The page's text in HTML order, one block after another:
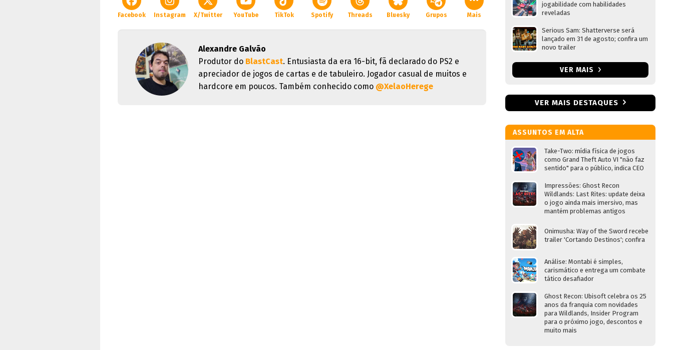
Facebook Instagram X/Twitter YouTube TikTok Spotify Threads Bluesky Grupos Mais
Alexandre Galvão
Produtor do BlastCast. Entusiasta da era 16-bit, fã declarado do PS2 e
apreciador de jogos de cartas e de tabuleiro. Jogador casual de muitos e
hardcore em poucos. Também conhecido como @XelaoHerege
jogabilidade com habilidades
reveladas
Serious Sam: Shatterverse será
lançado em 31 de agosto; confira um
novo trailer
VER MAIS
VER MAIS DESTAQUES
ASSUNTOS EM ALTA
Take-Two: mídia física de jogos
como Grand Theft Auto VI "não faz
sentido" para o público, indica CEO
Impressões: Ghost Recon
Wildlands: Last Rites: update deixa
o jogo ainda mais imersivo, mas
mantém problemas antigos
Onimusha: Way of the Sword recebe
trailer 'Cortando Destinos'; confira
Análise: Montabi é simples,
carismático e entrega um combate
tático desafiador
Ghost Recon: Ubisoft celebra os 25
anos da franquia com novidades
para Wildlands, Insider Program
para o próximo jogo, descontos e
muito mais